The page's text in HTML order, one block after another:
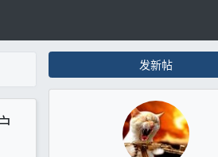
发新帖